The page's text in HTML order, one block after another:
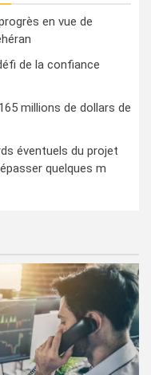
en vue de
de la confiance
millions de dollars de
éventuels du projet
quelques m